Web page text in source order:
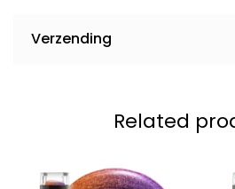
Verzending
Related